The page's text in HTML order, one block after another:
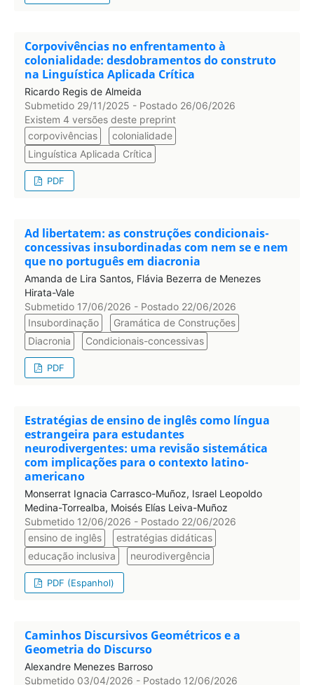
Corpovivências no enfrentamento à
colonialidade: desdobramentos do construto
na Linguística Aplicada Crítica
Ricardo Regis de Almeida
Submetido 29/11/2025 - Postado 26/06/2026
Existem 4 versões deste preprint
corpovivências
colonialidade
Linguística Aplicada Crítica
PDF
Ad libertatem: as construções condicionais-
concessivas insubordinadas com nem se e nem
que no português em diacronia
Amanda de Lira Santos, Flávia Bezerra de Menezes
Hirata-Vale
Submetido 17/06/2026 - Postado 22/06/2026
Insubordinação
Gramática de Construções
Diacronia
Condicionais-concessivas
PDF
Estratégias de ensino de inglês como língua
estrangeira para estudantes
neurodivergentes: uma revisão sistemática
com implicações para o contexto latino-
americano
Monserrat Ignacia Carrasco-Muñoz, Israel Leopoldo
Medina-Torrealba, Moisés Elías Leiva-Muñoz
Submetido 12/06/2026 - Postado 22/06/2026
ensino de inglês
estratégias didáticas
educação inclusiva
neurodivergência
PDF (Espanhol)
Caminhos Discursivos Geométricos e a
Geometria do Discurso
Alexandre Menezes Barroso
Submetido 03/04/2026 - Postado 12/06/2026